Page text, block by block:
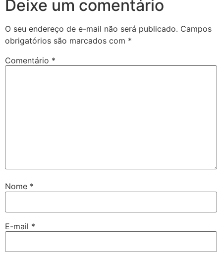
Deixe um comentário
O seu endereço de e-mail não será publicado. Campos
obrigatórios são marcados com *
Comentário *
Nome *
E-mail *